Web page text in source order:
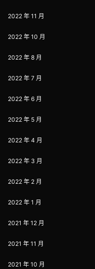
2022 年 11 月
2022 年 10 月
2022 年 8 月
2022 年 7 月
2022 年 6 月
2022 年 5 月
2022 年 4 月
2022 年 3 月
2022 年 2 月
2022 年 1 月
2021 年 12 月
2021 年 11 月
2021 年 10 月